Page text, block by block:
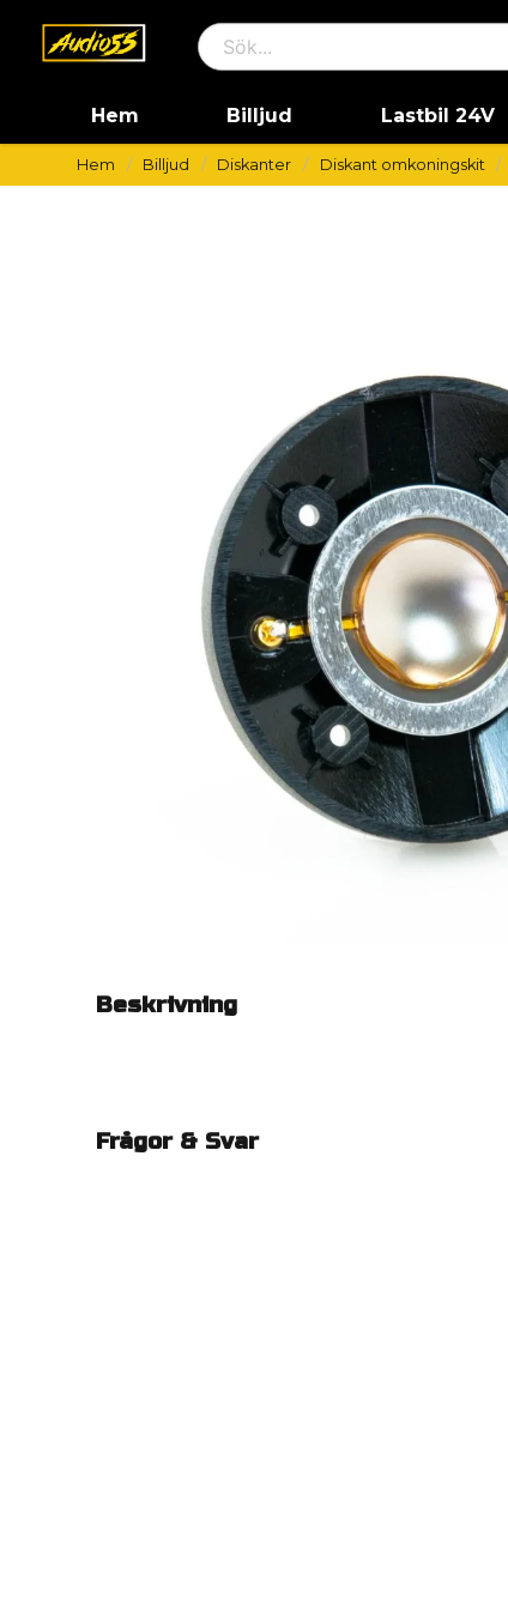
Hem Billjud Lastbil 24V
Hem Billjud Diskanter Diskant omkoningskit
Beskrivning
Frågor & Svar